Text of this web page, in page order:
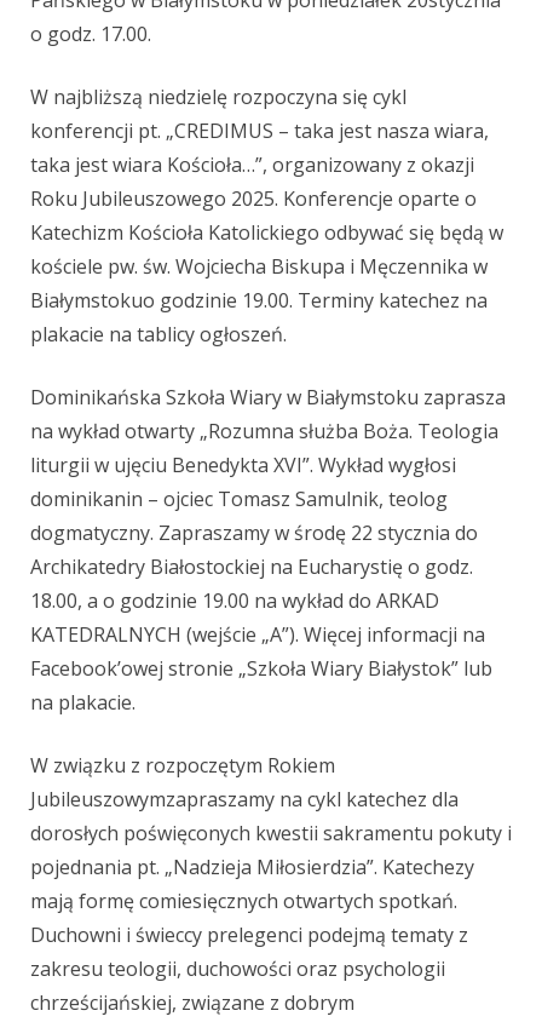
o godz. 17.00.
W najbliższą niedzielę rozpoczyna się cykl
konferencji pt. „CREDIMUS – taka jest nasza wiara,
taka jest wiara Kościoła…”, organizowany z okazji
Roku Jubileuszowego 2025. Konferencje oparte o
Katechizm Kościoła Katolickiego odbywać się będą w
kościele pw. św. Wojciecha Biskupa i Męczennika w
Białymstokuo godzinie 19.00. Terminy katechez na
plakacie na tablicy ogłoszeń.
Dominikańska Szkoła Wiary w Białymstoku zaprasza
na wykład otwarty „Rozumna służba Boża. Teologia
liturgii w ujęciu Benedykta XVI”. Wykład wygłosi
dominikanin – ojciec Tomasz Samulnik, teolog
dogmatyczny. Zapraszamy w środę 22 stycznia do
Archikatedry Białostockiej na Eucharystię o godz.
18.00, a o godzinie 19.00 na wykład do ARKAD
KATEDRALNYCH (wejście „A”). Więcej informacji na
Facebook’owej stronie „Szkoła Wiary Białystok” lub
na plakacie.
W związku z rozpoczętym Rokiem
Jubileuszowymzapraszamy na cykl katechez dla
dorosłych poświęconych kwestii sakramentu pokuty i
pojednania pt. „Nadzieja Miłosierdzia”. Katechezy
mają formęcomiesięcznych otwartych spotkań.
Duchowni i świeccy prelegenci podejmą tematy z
zakresu teologii, duchowości oraz psychologii
chrześcijańskiej, związane z dobrym